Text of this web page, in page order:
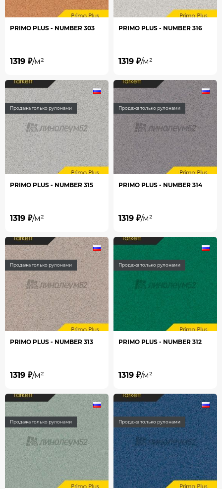
PRIMO PLUS - NUMBER 303
1319 ₽/м²
PRIMO PLUS - NUMBER 316
1319 ₽/м²
Продажа только рулонами
PRIMO PLUS - NUMBER 315
1319 ₽/м²
Продажа только рулонами
PRIMO PLUS - NUMBER 314
1319 ₽/м²
Продажа только рулонами
PRIMO PLUS - NUMBER 313
1319 ₽/м²
Продажа только рулонами
PRIMO PLUS - NUMBER 312
1319 ₽/м²
Продажа только рулонами Продажа только рулонами